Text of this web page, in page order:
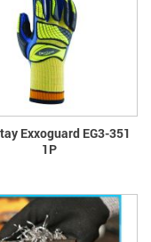
Exxoguard EG3-351
1P